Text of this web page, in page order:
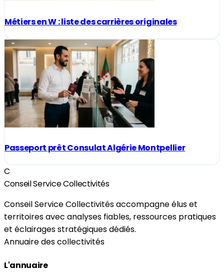
Métiers en W : liste des carrières originales
Passeport prêt Consulat Algérie Montpellier
C
Conseil Service Collectivités
Conseil Service Collectivités accompagne élus et
territoires avec analyses fiables, ressources pratiques
et éclairages stratégiques dédiés.
Annuaire des collectivités
L'annuaire